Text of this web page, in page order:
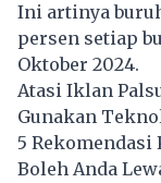
Ini artinya
persen setiap
Oktober 2024.
Atasi Iklan
Gunakan
5
Boleh Anda